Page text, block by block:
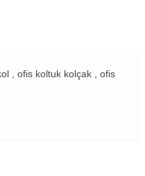
, ofis koltuk kolçak , ofis